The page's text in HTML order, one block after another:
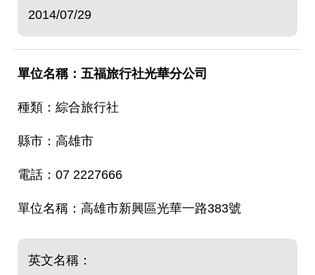
2014/07/29
五福旅行社光華分公司
綜合旅行社
高雄市
07 2227666
高雄市新興區光華一路383號
英文名稱：